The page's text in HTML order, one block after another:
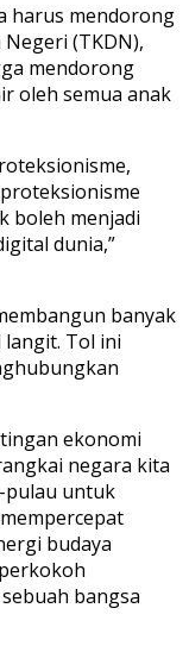
harus mendorong
(TKDN),
mendorong
oleh semua anak
boleh menjadi
dunia,”
banyak
Tol ini
ekonomi
negara kita
pulau untuk
budaya
bangsa